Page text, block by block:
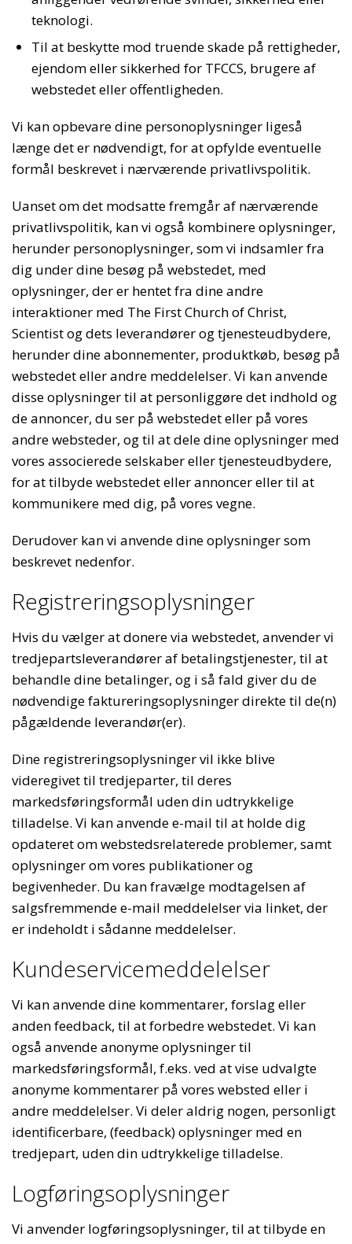
teknologi.
Til at beskytte mod truende skade på rettigheder,
ejendom eller sikkerhed for TFCCS, brugere af
webstedet eller offentligheden.
Vi kan opbevare dine personoplysninger ligeså
længe det er nødvendigt, for at opfylde eventuelle
formål beskrevet i nærværende privatlivspolitik.
Uanset om det modsatte fremgår af nærværende
privatlivspolitik, kan vi også kombinere oplysninger,
herunder personoplysninger, som vi indsamler fra
dig under dine besøg på webstedet, med
oplysninger, der er hentet fra dine andre
interaktioner med The First Church of Christ,
Scientist og dets leverandører og tjenesteudbydere,
herunder dine abonnementer, produktkøb, besøg på
webstedet eller andre meddelelser. Vi kan anvende
disse oplysninger til at personliggøre det indhold og
de annoncer, du ser på webstedet eller på vores
andre websteder, og til at dele dine oplysninger med
vores associerede selskaber eller tjenesteudbydere,
for at tilbyde webstedet eller annoncer eller til at
kommunikere med dig, på vores vegne.
Derudover kan vi anvende dine oplysninger som
beskrevet nedenfor.
Registreringsoplysninger
Hvis du vælger at donere via webstedet, anvender vi
tredjepartsleverandører af betalingstjenester, til at
behandle dine betalinger, og i så fald giver du de
nødvendige faktureringsoplysninger direkte til de(n)
pågældende leverandør(er).
Dine registreringsoplysninger vil ikke blive
videregivet til tredjeparter, til deres
markedsføringsformål uden din udtrykkelige
tilladelse. Vi kan anvende e-mail til at holde dig
opdateret om webstedsrelaterede problemer, samt
oplysninger om vores publikationer og
begivenheder. Du kan fravælge modtagelsen af
salgsfremmende e-mail meddelelser via linket, der
er indeholdt i sådanne meddelelser.
Kundeservicemeddelelser
Vi kan anvende dine kommentarer, forslag eller
anden feedback, til at forbedre webstedet. Vi kan
også anvende anonyme oplysninger til
markedsføringsformål, f.eks. ved at vise udvalgte
anonyme kommentarer på vores websted eller i
andre meddelelser. Vi deler aldrig nogen, personligt
identificerbare, (feedback) oplysninger med en
tredjepart, uden din udtrykkelige tilladelse.
Logføringsoplysninger
Vi anvender logføringsoplysninger, til at tilbyde en